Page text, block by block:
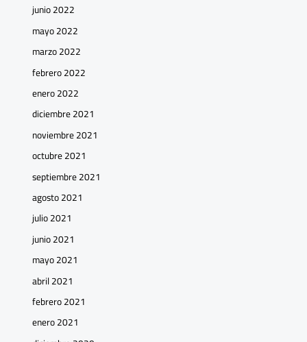
junio 2022
mayo 2022
marzo 2022
febrero 2022
enero 2022
diciembre 2021
noviembre 2021
octubre 2021
septiembre 2021
agosto 2021
julio 2021
junio 2021
mayo 2021
abril 2021
febrero 2021
enero 2021